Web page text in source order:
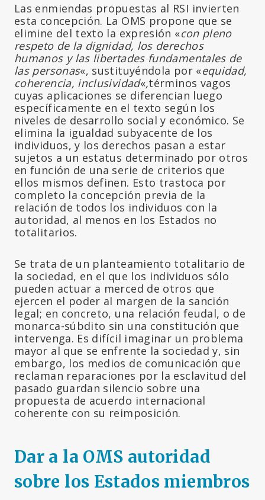
Las enmiendas propuestas al RSI invierten
esta concepción. La OMS propone que se
elimine del texto la expresión «con pleno
respeto de la dignidad, los derechos
humanos y las libertades fundamentales de
las personas«, sustituyéndola por «equidad,
coherencia, inclusividad«,términos vagos
cuyas aplicaciones se diferencian luego
específicamente en el texto según los
niveles de desarrollo social y económico. Se
elimina la igualdad subyacente de los
individuos, y los derechos pasan a estar
sujetos a un estatus determinado por otros
en función de una serie de criterios que
ellos mismos definen. Esto trastoca por
completo la concepción previa de la
relación de todos los individuos con la
autoridad, al menos en los Estados no
totalitarios.
Se trata de un planteamiento totalitario de
la sociedad, en el que los individuos sólo
pueden actuar a merced de otros que
ejercen el poder al margen de la sanción
legal; en concreto, una relación feudal, o de
monarca-súbdito sin una constitución que
intervenga. Es difícil imaginar un problema
mayor al que se enfrente la sociedad y, sin
embargo, los medios de comunicación que
reclaman reparaciones por la esclavitud del
pasado guardan silencio sobre una
propuesta de acuerdo internacional
coherente con su reimposición.
Dar a la OMS autoridad
sobre los Estados miembros